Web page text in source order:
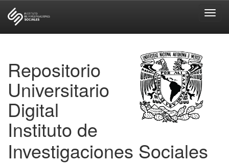
Repositorio
Universitario
Digital
Instituto de
Investigaciones Sociales